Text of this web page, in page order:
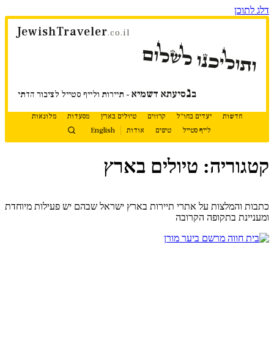
דלג לתוכן
JewishTraveler.co.il
ותוליכנו לשלום
בנסיעתא דשמיא - תיירות ולייף סטייל לציבור הדתי
חדשות יעדים בחו"ל קרוזים טיולים בארץ מסעדות
מלונאות
לייף סטייל
טיפים אודות English
קטגוריה: טיולים בארץ
כתבות והמלצות על אתרי תיירות בארץ ישראל שבהם יש פעילות מיוחדת
ומעניינת בתקופה הקרובה